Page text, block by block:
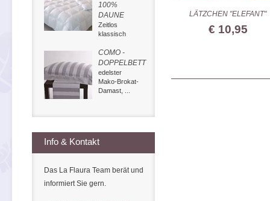
LÄTZCHEN "ELEFANT"
€ 10,95
100%
DAUNE
Zeitlos
klassisch
COMO -
DOPPELBETT
edelster
Mako-Brokat-
Damast, ...
Info & Kontakt
Das La Flaura Team berät und
informiert Sie gern.